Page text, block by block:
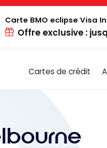
Carte BMO eclipse Visa
Offre exclusive :
Cartes de crédit